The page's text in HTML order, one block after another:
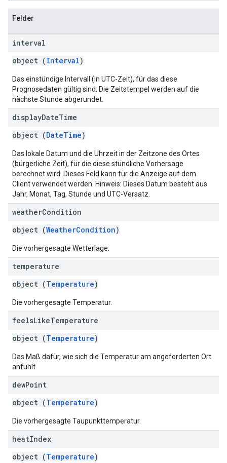
Felder
interval
object (Interval)
Das einstündige Intervall (in UTC-Zeit), für das diese
Prognosedaten gültig sind. Die Zeitstempel werden auf die
nächste Stunde abgerundet.
displayDateTime
object (DateTime)
Das lokale Datum und die Uhrzeit in der Zeitzone des Ortes
(bürgerliche Zeit), für die diese stündliche Vorhersage
berechnet wird. Dieses Feld kann für die Anzeige auf dem
Client verwendet werden. Hinweis: Dieses Datum besteht aus
Jahr, Monat, Tag, Stunde und UTC-Versatz.
weatherCondition
object (WeatherCondition)
Die vorhergesagte Wetterlage.
temperature
object (Temperature)
Die vorhergesagte Temperatur.
feelsLikeTemperature
object (Temperature)
Das Maß dafür, wie sich die Temperatur am angeforderten Ort
anfühlt.
dewPoint
object (Temperature)
Die vorhergesagte Taupunkttemperatur.
heatIndex
object (Temperature)